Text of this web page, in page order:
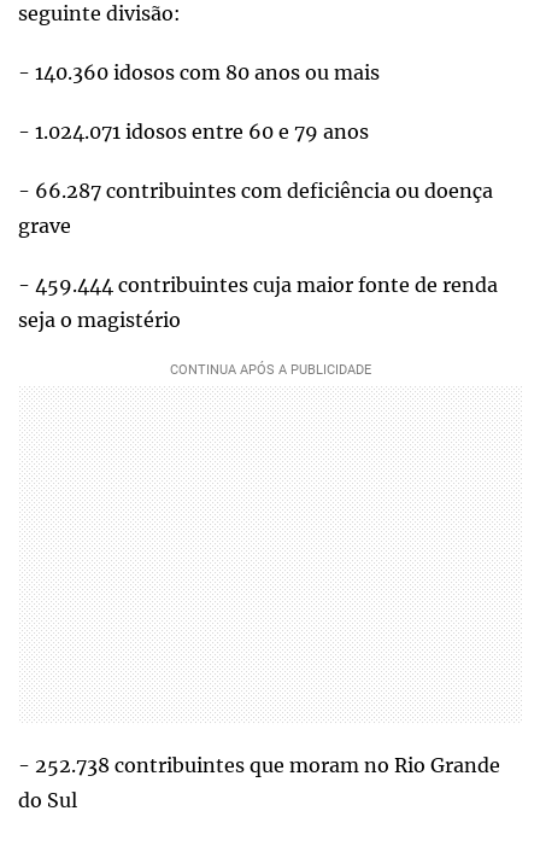
seguinte divisão:
- 140.360 idosos com 80 anos ou mais
- 1.024.071 idosos entre 60 e 79 anos
- 66.287 contribuintes com deficiência ou doença
grave
- 459.444 contribuintes cuja maior fonte de renda
seja o magistério
- 252.738 contribuintes que moram no Rio Grande
do Sul